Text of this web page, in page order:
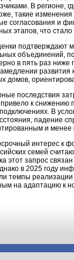
В регионе,
такие
согласования и
этапов, что
объединений, по
в пять раз ниже
развития
домов,
последствия
к снижению
В
падение
и менее
интерес к
семей
этот запрос
в 2025 году
темпы
на адаптацию к